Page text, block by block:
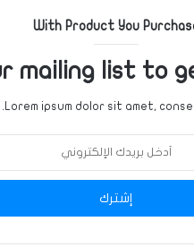
With Product You
mailing list to
Lorem ipsum dolor sit amet,